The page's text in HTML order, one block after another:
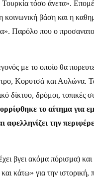
Τουρκία τόσο άνετα».
βάση και η
Παρόλο που ο
με το οποίο θα
Κορυτσά και Αυλώνα.
δίκτυο, δρόμοι, τοπικές
το αίτημα για
αφελληνίζει την
βγει ακόμα πόρισμα)
κάτω» για την ιστορική,